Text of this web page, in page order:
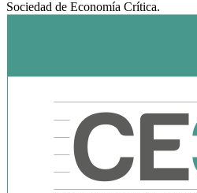
Sociedad de Economía Crítica.